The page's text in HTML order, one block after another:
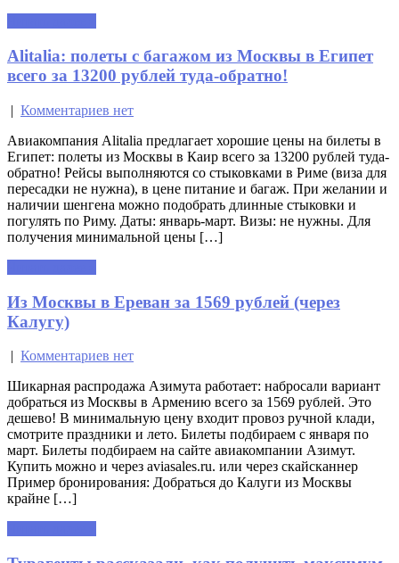
Alitalia: полеты с багажом из Москвы в Египет
всего за 13200 рублей туда-обратно!
| Комментариев нет
Авиакомпания Alitalia предлагает хорошие цены на билеты в
Египет: полеты из Москвы в Каир всего за 13200 рублей туда-
обратно! Рейсы выполняются со стыковками в Риме (виза для
пересадки не нужна), в цене питание и багаж. При желании и
наличии шенгена можно подобрать длинные стыковки и
погулять по Риму. Даты: январь-март. Визы: не нужны. Для
получения минимальной цены […]
Из Москвы в Ереван за 1569 рублей (через
Калугу)
| Комментариев нет
Шикарная распродажа Азимута работает: набросали вариант
добраться из Москвы в Армению всего за 1569 рублей. Это
дешево! В минимальную цену входит провоз ручной клади,
смотрите праздники и лето. Билеты подбираем с января по
март. Билеты подбираем на сайте авиакомпании Азимут.
Купить можно и через aviasales.ru. или через скайсканнер
Пример бронирования: Добраться до Калуги из Москвы
крайне […]